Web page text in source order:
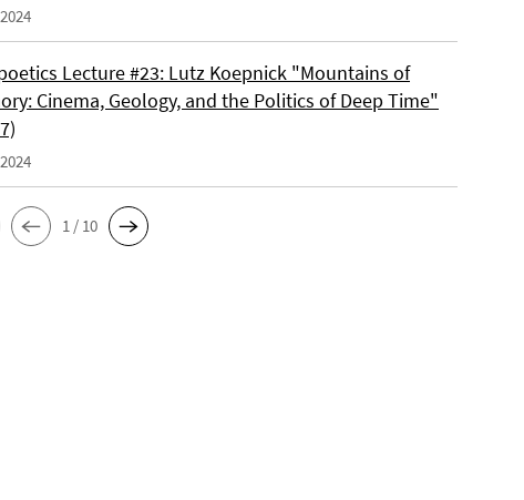
Lecture #23: Lutz Koepnick "Mountains of
Cinema, Geology, and the Politics of Deep Time"
1 / 10